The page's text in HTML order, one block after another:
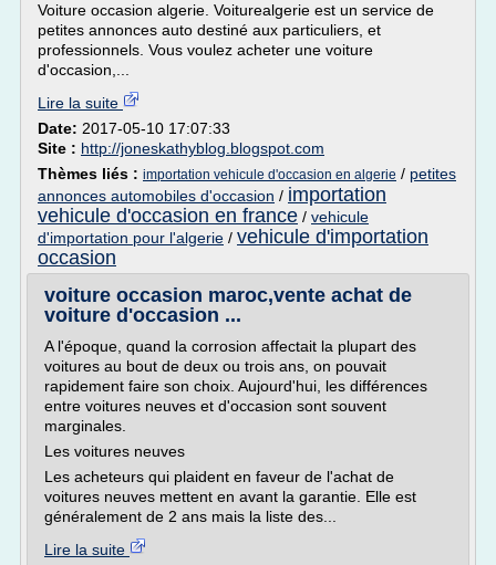
Voiture occasion algerie. Voiturealgerie est un service de
petites annonces auto destiné aux particuliers, et
professionnels. Vous voulez acheter une voiture
d'occasion,...
Lire la suite
Date: 2017-05-10 17:07:33
Site : http://joneskathyblog.blogspot.com
Thèmes liés : importation vehicule d'occasion en algerie / petites
annonces automobiles d'occasion / importation
vehicule d'occasion en france / vehicule
d'importation pour l'algerie / vehicule d'importation
occasion
voiture occasion maroc,vente achat de
voiture d'occasion ...
A l'époque, quand la corrosion affectait la plupart des
voitures au bout de deux ou trois ans, on pouvait
rapidement faire son choix. Aujourd'hui, les différences
entre voitures neuves et d'occasion sont souvent
marginales.
Les voitures neuves
Les acheteurs qui plaident en faveur de l'achat de
voitures neuves mettent en avant la garantie. Elle est
généralement de 2 ans mais la liste des...
Lire la suite